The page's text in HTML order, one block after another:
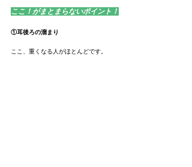
ここ！がまとまらないポイント！
①耳後ろの溜まり
ここ、重くなる人がほとんどです。